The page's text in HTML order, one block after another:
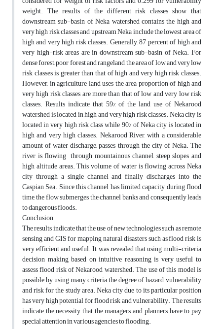
weight. The results of the different risk classes show that
downstream sub-basin of Neka watershed contains the high and
very high risk classes and upstream Neka include the lowest area of
high and very high risk classes. Generally, 87 percent of high and
very high-risk areas are in downstream sub-basin of Neka. For
dense forest, poor forest and rangeland, the area of low and very low
risk classes is greater than that of high and very high risk classes.
However, in agriculture land uses the area proportion of high and
very high risk classes are more than that of low and very low risk
classes. Results indicate that 59% of the land use of Nekarood
watershed is located in high and very high risk classes. Neka city is
located in very high risk class while 90% of Neka city is located in
high and very high classes. Nekarood River, with a considerable
amount of water discharge, passes through the city of Neka. The
river is flowing through mountainous channel, steep slopes and
high altitude areas. This volume of water is flowing across Neka
city through a single channel and finally discharges into the
Caspian Sea. Since this channel has limited capacity during flood
time, the flow submerges the channel banks and consequently leads
to dangerous floods.
Conclusion
The results indicate that the use of new technologies such as remote
sensing and GIS for mapping natural disasters such as flood risk is
very efficient and useful. It was revealed that using multi-criteria
decision making based on intuitive reasoning is very useful to
assess flood risk of Nekarood watershed. The use of this model is
possible by using many criteria, the degree of hazard, vulnerability
and risk for the study area. Neka city due to its particular position
has very high potential for flood risk and vulnerability. The results
indicate the necessity that the managers and planners have to pay
special attention in various agencies to flooding.